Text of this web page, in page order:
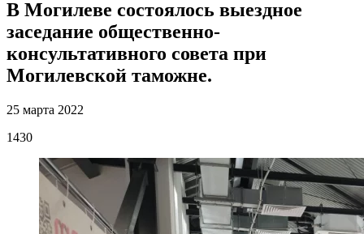
В Могилеве состоялось выездное
заседание общественно-
консультативного совета при
Могилевской таможне.
25 марта 2022
1430